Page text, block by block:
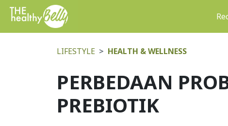
LIFESTYLE HEALTH & WELLNESS
PERBEDAAN
PREBIOTIK